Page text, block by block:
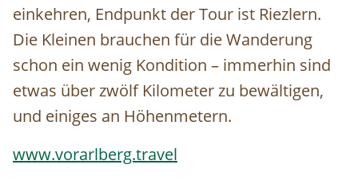
einkehren, Endpunkt der Tour ist Riezlern.
Die Kleinen brauchen für die Wanderung
schon ein wenig Kondition – immerhin sind
etwas über zwölf Kilometer zu bewältigen,
und einiges an Höhenmetern.
www.vorarlberg.travel